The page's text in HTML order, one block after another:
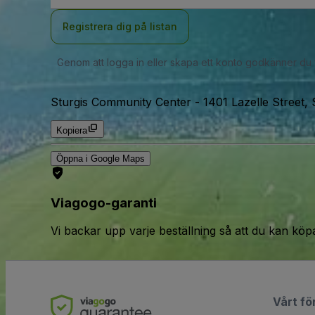
Registrera dig på listan
Genom att logga in eller skapa ett konto godkänner du
Sturgis Community Center - 1401 Lazelle Street,
Kopiera
Öppna i Google Maps
Viagogo-garanti
Vi backar upp varje beställning så att du kan
Vårt